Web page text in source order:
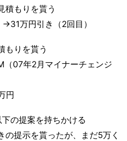
積もりを貰う
万円引き（2回目）
もりを貰う
（07年2月マイナーチェンジ
円
の提案を持ちかける
の提示を貰ったが、まだ5万く